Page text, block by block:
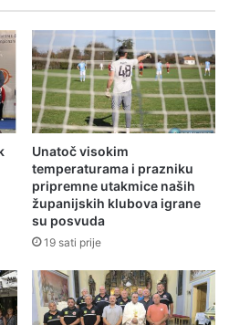
Unatoč visokim
temperaturama i prazniku
pripremne utakmice naših
županijskih klubova igrane
su posvuda
19 sati prije